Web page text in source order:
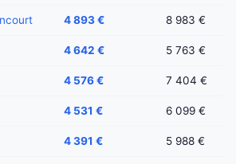
4 893 € 8 983 €
4 642 € 5 763 €
4 576 € 7 404 €
4 531 € 6 099 €
4 391 € 5 988 €